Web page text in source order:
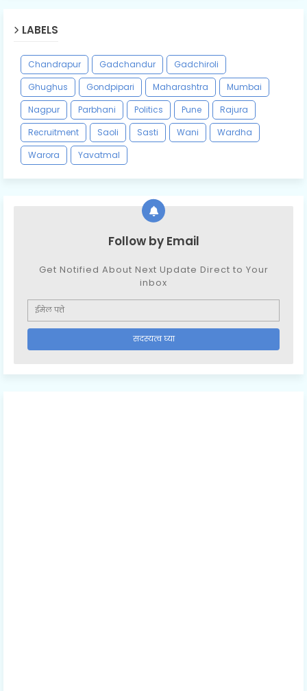
LABELS
Chandrapur Gadchandur
Gadchiroli
Ghughus
Gondpipari Maharashtra
Mumbai
Nagpur
Parbhani Politics Pune
Rajura
Recruitment
Saoli Sasti Wani
Wardha
Warora
Yavatmal
Follow by Email
Get Notified About Next Update Direct to Your
inbox